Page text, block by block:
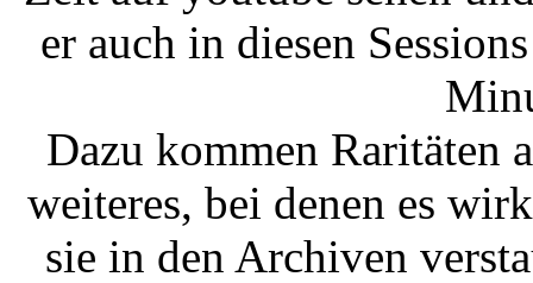
er auch in diesen
Dazu kommen Raritäten
weiteres, bei denen es
sie in den Archiven